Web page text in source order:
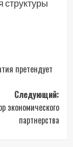
структуры
претендует
Следующий:
экономического
партнерства